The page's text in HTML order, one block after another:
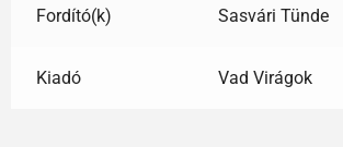
Fordító(k) Sasvári Tünde
Kiadó Vad Virágok